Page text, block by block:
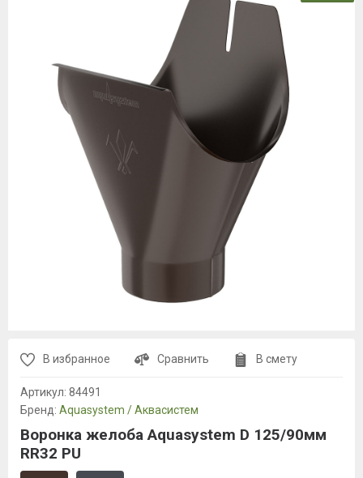
В избранное Сравнить В смету
Артикул: 84491
Бренд: Aquasystem / Аквасистем
Воронка желоба Aquasystem D 125/90мм
RR32 PU